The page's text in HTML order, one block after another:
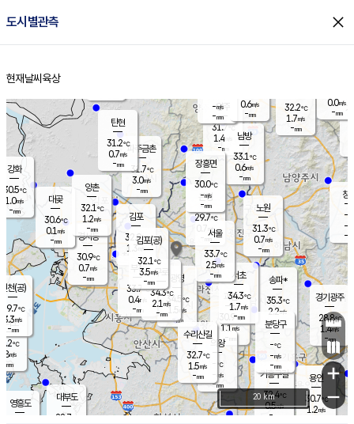
도시별관측 close
홈
현재날씨 육상
의도
℃
m/s
mm
영흥도
양주
31.7℃
1.4
-mm
과천
30.9℃
1.1m/s
- mm
용인
30.7℃
1.2m/s
경기광주
28.8℃
1.4m/s
-mm
대부도
28.7
경서동
30.9℃
0.7m/s
-mm
파주금촌
31.7℃
3.0m/s
-mm
32.2℃
1.7m/s
-mm
대곶
30.6℃
0.1 m/s
-mm
창
-
-m/
-
탄현
31.2℃
0.7m/s
-mm
0.0m/s
-mm
의왕
- ℃
-m/s
-mm
김포
32.0℃
1.3 m/s
mm
광명
34.5 ℃
1.5 m/s
-mm
부천
33.7℃
0.4m/s
-mm
양촌
32.1℃
1.2m/s
-mm
구로
34.3℃
2.1 m/s
-mm
은평
29.7℃
0.7 m/s
- mm
노원
31.3℃
0.7m/s
-mm
송파*
35.3℃
2.2m/s
-mm
서초
34.3℃
1.7m/s
-mm
남방
33.1℃
0.6m/s
-mm
기흥구갈
32.4℃
0.5m/s
-
수리산길
32.7℃
1.5m/s
-mm
분당구
-℃
-m/s
-mm
장흥면
30.0℃
-m/s
-mm
-m/s
-mm
강화
30.5℃
1.0m/s
-mm
인천(공)
29.7℃
3.3m/s
-mm
김포(공)
32.1℃
3.5m/s
-mm
서울
33.7℃
2.5m/s
-mm
0.6m/s
-mm
+
−
20 km